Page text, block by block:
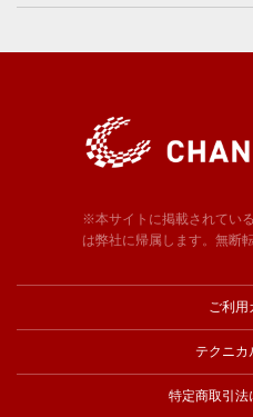
※本サイトに掲載されてい
は弊社に帰属します。無断
ご利用
テクニカ
特定商取引法